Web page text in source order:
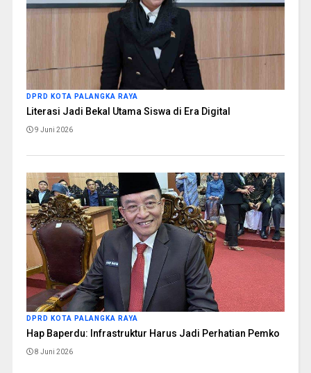
DPRD KOTA PALANGKA RAYA
Literasi Jadi Bekal Utama Siswa di Era Digital
9 Juni 2026
DPRD KOTA PALANGKA RAYA
Hap Baperdu: Infrastruktur Harus Jadi Perhatian Pemko
8 Juni 2026